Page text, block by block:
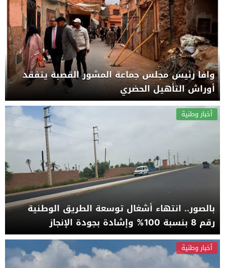
وافا رئيس مجلس جماعة المشور القصبة يتفقد
أوراش التأهيل الحضري
أخبار وطنية
بالصور.. انتهاء أشغال توسعة الطريق الوطنية
رقم 8 بنسبة 100% وإشادة بجودة الإنجاز
أخبار وطنية